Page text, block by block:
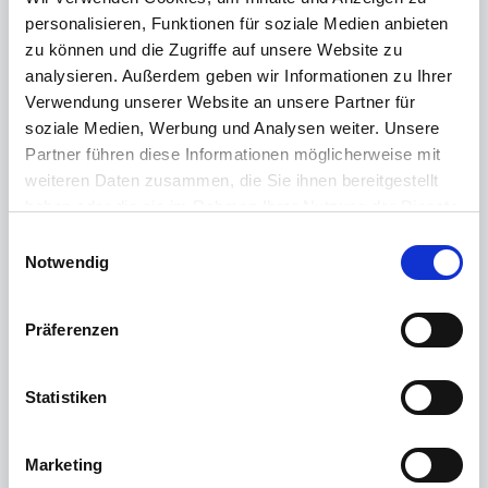
personalisieren, Funktionen für soziale Medien anbieten
zu können und die Zugriffe auf unsere Website zu
analysieren. Außerdem geben wir Informationen zu Ihrer
Verwendung unserer Website an unsere Partner für
soziale Medien, Werbung und Analysen weiter. Unsere
Partner führen diese Informationen möglicherweise mit
weiteren Daten zusammen, die Sie ihnen bereitgestellt
Weitere Informationen finden Sie in unserer
Notwendig
Präferenzen
Statistiken
Marketing
26.04 -
Download
24.04
-
Download
23.10
-
Download
23.04
-
Download
17.10
Download
Download
Download
Download
15.04
Download